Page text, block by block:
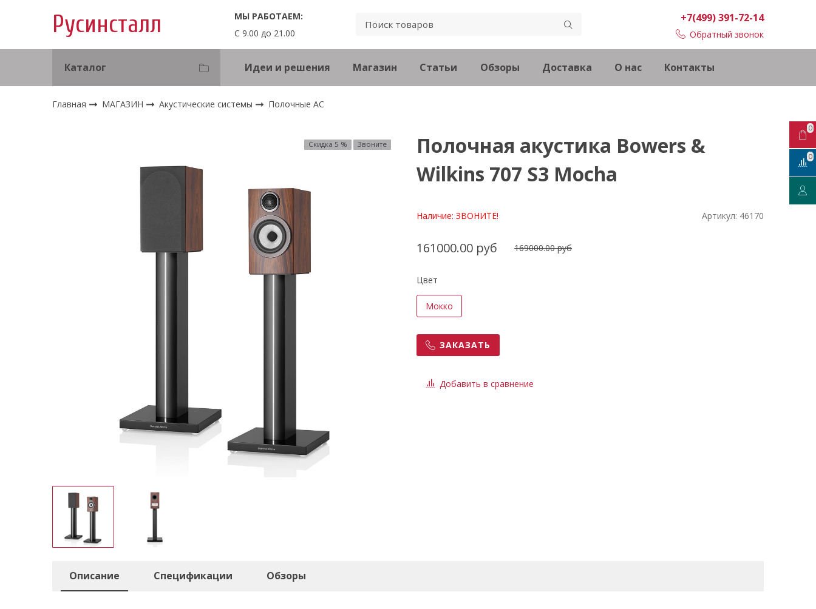
Русинсталл
МЫ РАБОТАЕМ:
С 9.00 до 21.00
+7(499) 391-72-14
Обратный звонок
Каталог Идеи и решения Магазин Статьи Обзоры Доставка О нас Контакты
Главная МАГАЗИН Акустические системы Полочные АС
Скидка 5 % Звоните
Полочная акустика Bowers &
Wilkins 707 S3 Mocha
Наличие:ЗВОНИТЕ! Артикул: 46170
161000.00 руб 169000.00 руб
Цвет
Мокко
ЗАКАЗАТЬ
Добавить в сравнение
Описание Спецификации Обзоры
0
0